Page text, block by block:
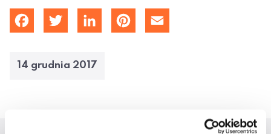
TwitterLinkedInPinterestEmail
14 grudnia 2017